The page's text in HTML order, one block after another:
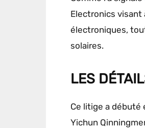
Electronics visant
électroniques,
solaires.
LES
Ce litige a débuté
Yichun